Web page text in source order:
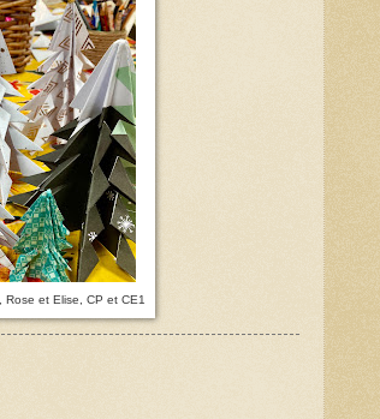
et Elise, CP et CE1